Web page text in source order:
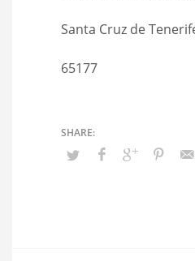
Santa Cruz de
65177